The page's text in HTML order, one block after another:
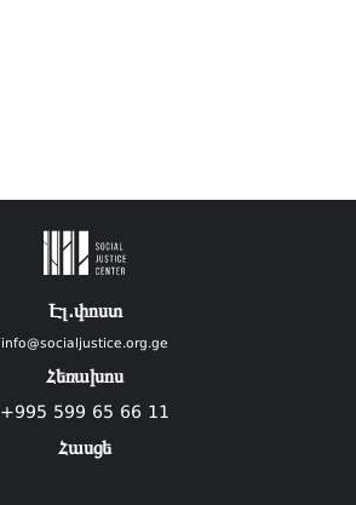
Էլ.փոստ
info@socialjustice.org.ge
Հեռախոս
+995 599 65 66 11
Հասցե